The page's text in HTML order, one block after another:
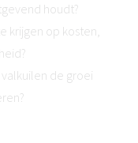
houdt?
krijgen op kosten,
de groei